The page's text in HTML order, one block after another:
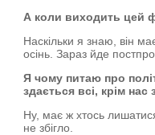
А коли виходить цей
Наскільки я знаю, він
осінь. Зараз йде
Я чому питаю про
здається всі, крім нас
Ну, має ж хтось
не збігло.